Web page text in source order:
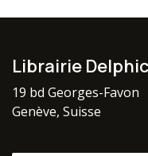
Librairie
19 bd Georges-Favon
Genève, Suisse